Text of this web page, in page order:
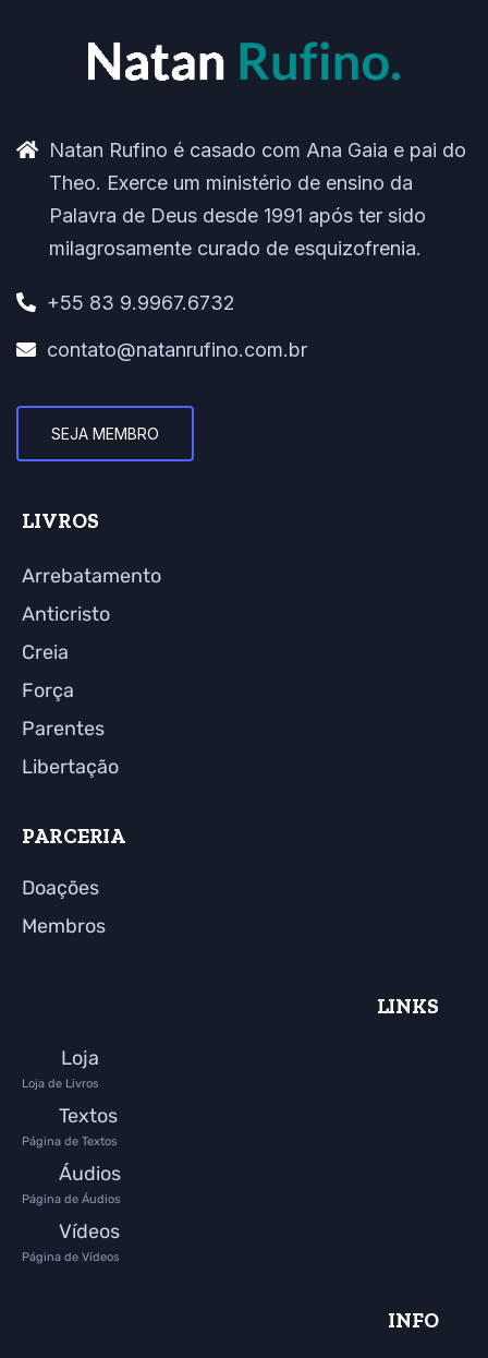
Natan Rufino é casado com Ana Gaia e pai do
Theo. Exerce um ministério de ensino da
Palavra de Deus desde 1991 após ter sido
milagrosamente curado de esquizofrenia.
+55 83 9.9967.6732
contato@natanrufino.com.br
SEJA MEMBRO
LIVROS
Arrebatamento
Anticristo
Creia
Força
Parentes
Libertação
PARCERIA
Doações
Membros
LINKS
Loja
Loja de Livros
Textos
Página de Textos
Áudios
Página de Áudios
Vídeos
Página de Vídeos
INFO